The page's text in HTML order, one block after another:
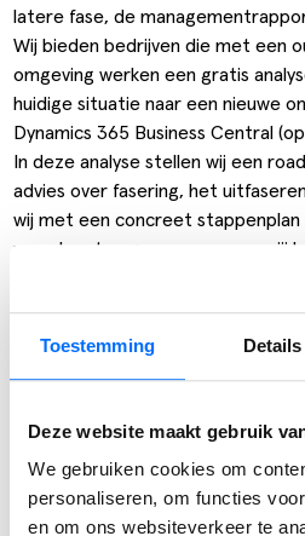
Toestemming Details
Deze website maakt gebruik
We gebruiken cookies om
personaliseren, om functies
en om ons websiteverkeer te
latere fase, de
Wij bieden bedrijven die met een
omgeving werken een gratis
huidige situatie naar een nieuwe
Dynamics 365 Business Central
In deze analyse stellen wij een
advies over fasering, het
wij met een concreet stappenplan
menukaart zeg maar, waarmee jij
afspraak voor een gratis
Deel bericht: